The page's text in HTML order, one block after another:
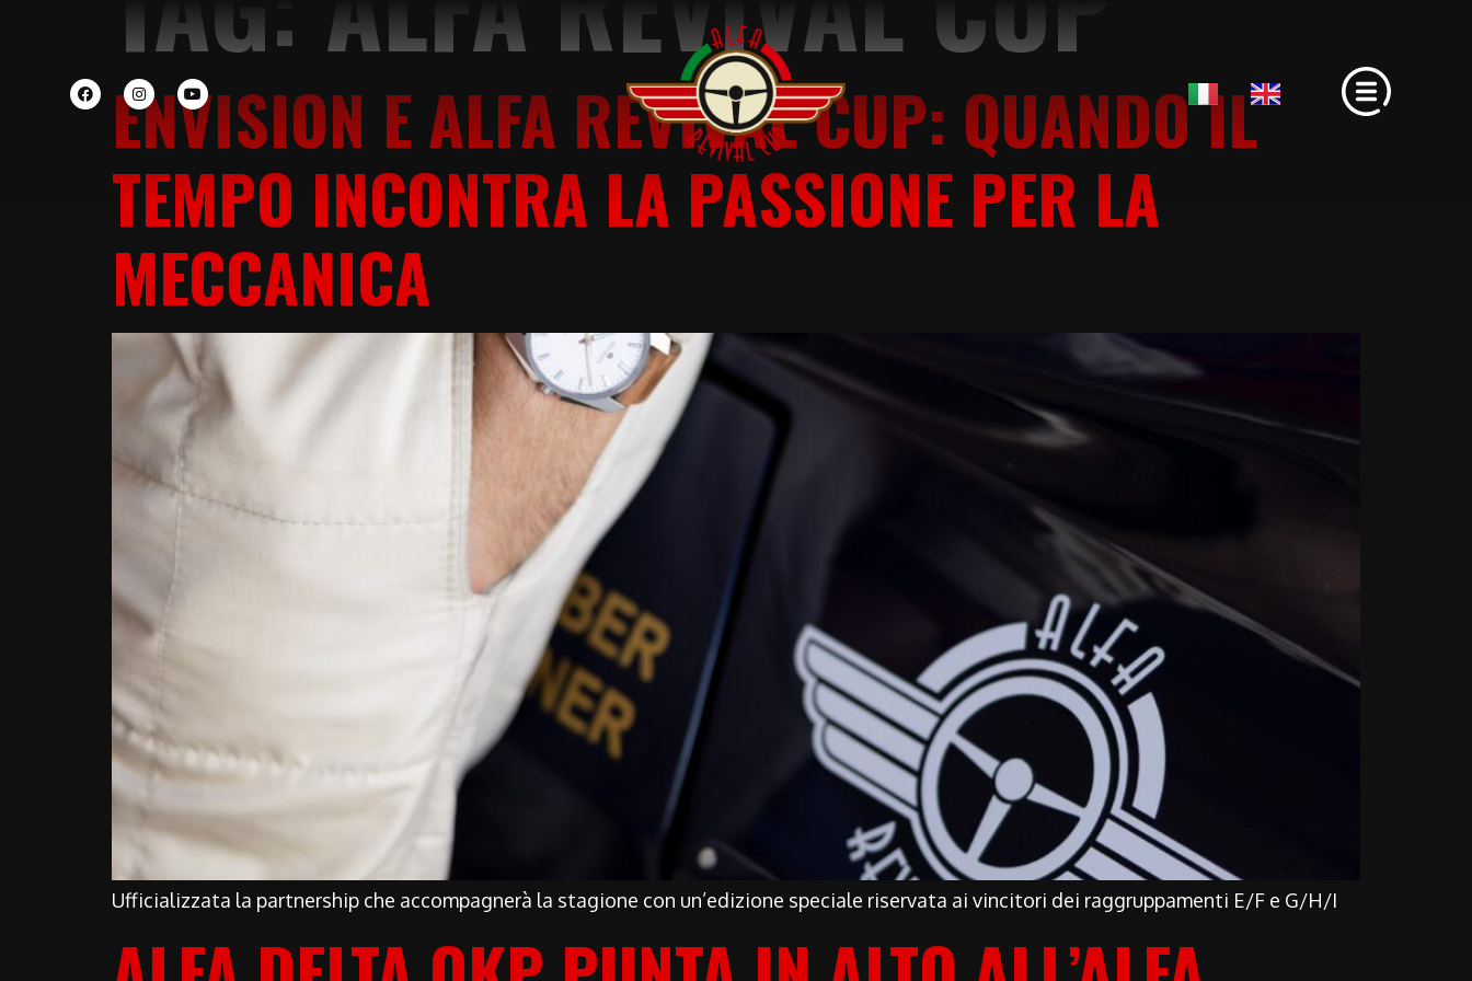
ENVISION E ALFA REVIVAL CUP: QUANDO IL
TEMPO INCONTRA LA PASSIONE PER LA
MECCANICA
Ufficializzata la partnership che accompagnerà la stagione con un’edizione speciale riservata ai vincitori dei raggruppamenti E/F e G/H/I